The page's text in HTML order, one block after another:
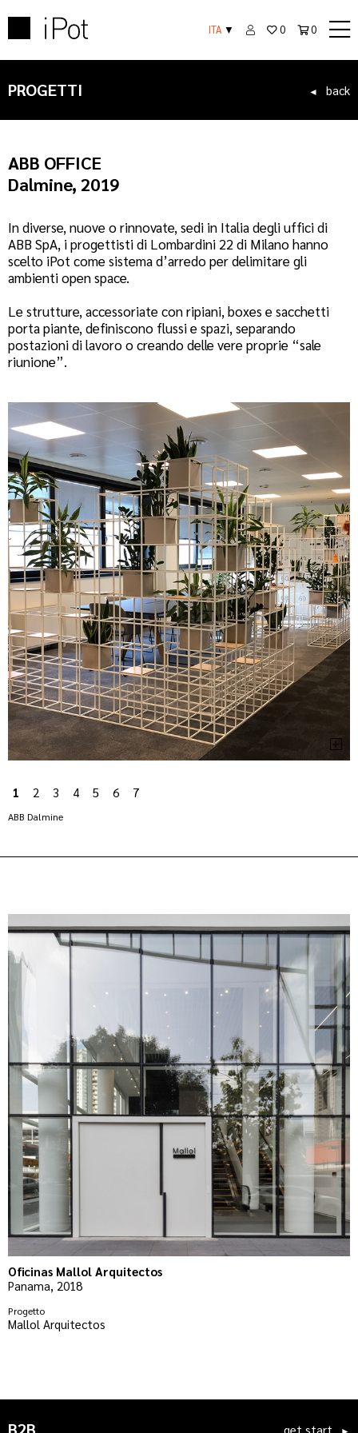
ITA ▼ 0 0
PROGETTI ◄ back
ABB OFFICE
Dalmine, 2019
In diverse, nuove o rinnovate, sedi in Italia degli uffici di
ABB SpA, i progettisti di Lombardini 22 di Milano hanno
scelto iPot come sistema d’arredo per delimitare gli
ambienti open space.
Le strutture, accessoriate con ripiani, boxes e sacchetti
porta piante, definiscono flussi e spazi, separando
postazioni di lavoro o creando delle vere proprie “sale
riunione”.
ABB Dalmine
1 2 3 4 5 6 7
Oficinas Mallol Arquitectos
Panama, 2018
Progetto
Mallol Arquitectos
get start